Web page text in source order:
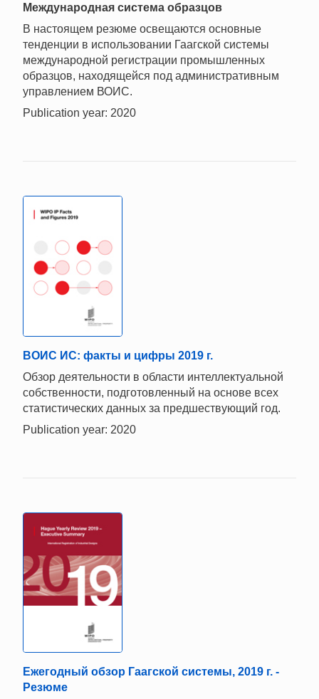
Mеждународная система образцов
В настоящем резюме освещаются основные
тенденции в использовании Гаагской системы
международной регистрации промышленных
образцов, находящейся под административным
управлением ВОИС.
Publication year: 2020
ВОИС ИС: факты и цифры 2019 г.
Обзор деятельности в области интеллектуальной
собственности, подготовленный на основе всех
статистических данных за предшествующий год.
Publication year: 2020
Ежегодный обзор Гаагской системы, 2019 г. -
Резюме